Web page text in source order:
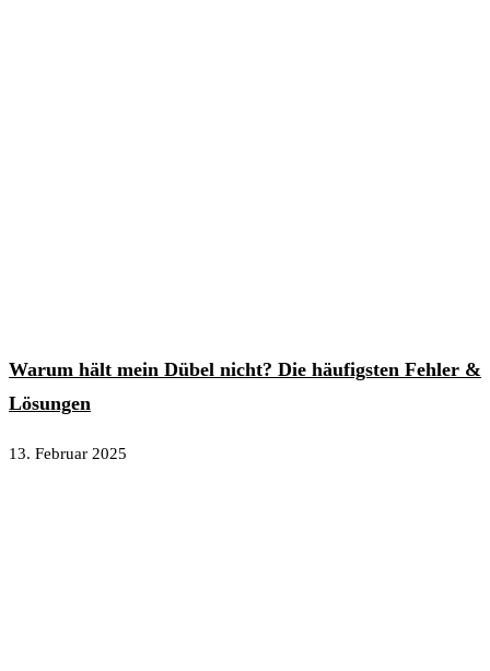
Warum hält mein Dübel nicht? Die häufigsten Fehler &
Lösungen
13. Februar 2025